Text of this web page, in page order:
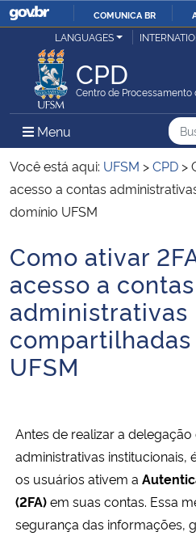
IR
COMUNICA BR
Ministério da Justiça e Segurança Pública
Ministério da Defesa
Ministério das Relações Exteriores
Ministério da Economia
Ministério da Infraestrutura
Ministério da Agricultura, Pecuária e
Ministério da Educação
Ministério da Cidadania
Ministério de Minas e Energia
Ministério da Ciência, Tecnologia,
LANGUAGES
CPD
Centro de Processamento
Menu Menu Principal do
Você está aqui: UFSM >CPD >
acesso a contas
domínio UFSM
Início do conteúdo
Como ativar
acesso a contas
administrativas
UFSM
Antes de realizar a
administrativas institucionais,
os usuários ativem a
(2FA)em suas contas. Essa
segurança das informações,